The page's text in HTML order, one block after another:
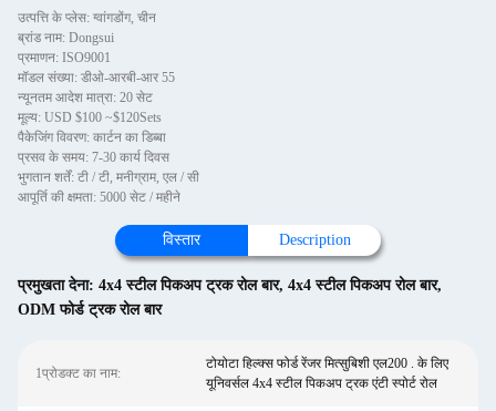
उत्पत्ति के प्लेस: ग्वांगडोंग, चीन
ब्रांड नाम: Dongsui
प्रमाणन: ISO9001
मॉडल संख्या: डीओ-आरबी-आर 55
न्यूनतम आदेश मात्रा: 20 सेट
मूल्य: USD $100 ~$120Sets
पैकेजिंग विवरण: कार्टन का डिब्बा
प्रसव के समय: 7-30 कार्य दिवस
भुगतान शर्तें: टी / टी, मनीग्राम, एल / सी
आपूर्ति की क्षमता: 5000 सेट / महीने
विस्तार Description
प्रमुखता देना: 4x4 स्टील पिकअप ट्रक रोल बार, 4x4 स्टील पिकअप रोल बार,
ODM फोर्ड ट्रक रोल बार
1प्रोडक्ट का नाम:
टोयोटा हिल्क्स फोर्ड रेंजर मित्सुबिशी एल200 . के लिए
यूनिवर्सल 4x4 स्टील पिकअप ट्रक एंटी स्पोर्ट रोल